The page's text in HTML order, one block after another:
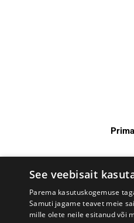
See veebisait
Parema kasutuskogemuse
Samuti jagame teavet meie
mille olete neile esitanud või